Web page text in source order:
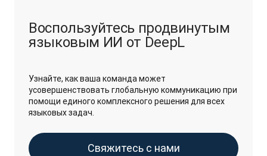
Воспользуйтесь продвинутым
языковым ИИ от DeepL
Узнайте, как ваша команда может
усовершенствовать глобальную коммуникацию при
помощи единого комплексного решения для всех
языковых задач.
Свяжитесь с нами